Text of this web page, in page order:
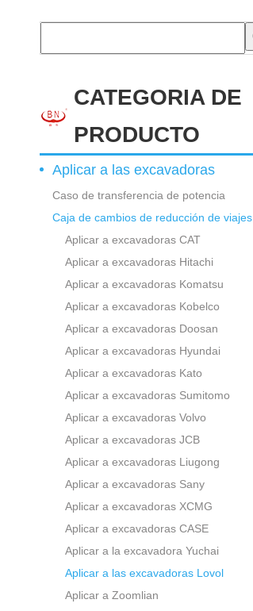
CATEGORIA DE
PRODUCTO
Aplicar a las excavadoras
Caso de transferencia de potencia
Caja de cambios de reducción de viajes
Aplicar a excavadoras CAT
Aplicar a excavadoras Hitachi
Aplicar a excavadoras Komatsu
Aplicar a excavadoras Kobelco
Aplicar a excavadoras Doosan
Aplicar a excavadoras Hyundai
Aplicar a excavadoras Kato
Aplicar a excavadoras Sumitomo
Aplicar a excavadoras Volvo
Aplicar a excavadoras JCB
Aplicar a excavadoras Liugong
Aplicar a excavadoras Sany
Aplicar a excavadoras XCMG
Aplicar a excavadoras CASE
Aplicar a la excavadora Yuchai
Aplicar a las excavadoras Lovol
Aplicar a Zoomlian